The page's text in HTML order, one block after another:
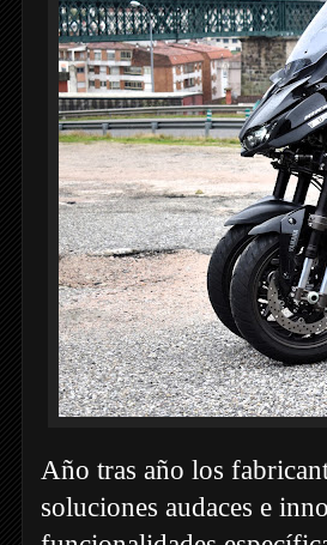
Año tras año los
soluciones audaces e